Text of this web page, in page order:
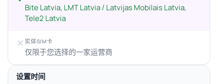
Bite Latvia, LMT Latvia / Latvijas Mobilais Latvia,
Tele2 Latvia
实体SIM卡
仅限于您选择的一家运营商
设置时间